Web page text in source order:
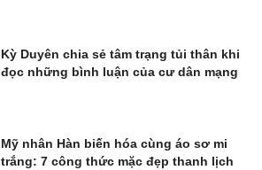
Kỳ Duyên chia sẻ tâm trạng tủi thân khi
đọc những bình luận của cư dân mạng
Mỹ nhân Hàn biến hóa cùng áo sơ mi
trắng: 7 công thức mặc đẹp thanh lịch